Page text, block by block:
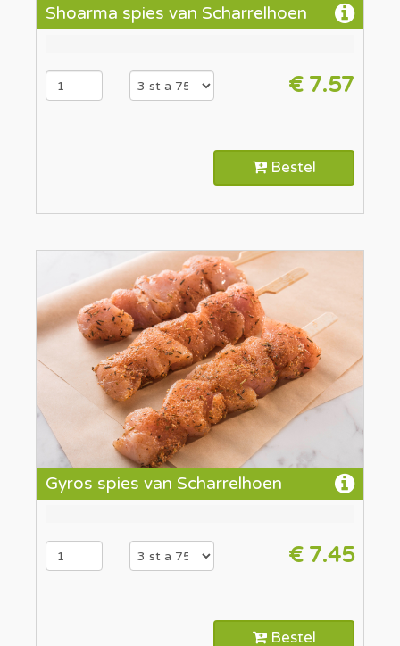
Shoarma spies van Scharrelhoen
€ 7.57
Bestel
Gyros spies van Scharrelhoen
€ 7.45
Bestel